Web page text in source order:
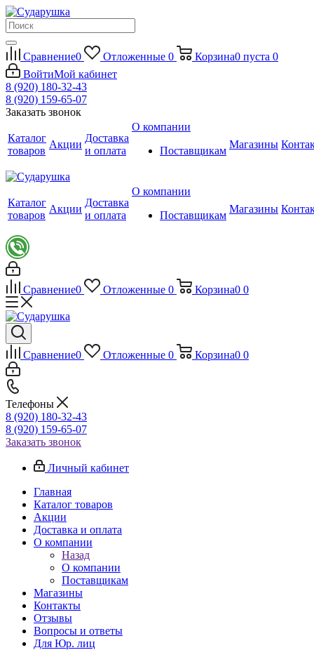
Сравнение0 Отложенные 0 Корзина0 пуста 0
ВойтиМой кабинет
8 (920) 180-32-43
8 (920) 159-65-07
Заказать звонок
Каталог
товаров
Акции
Доставка
и оплата
О компании
Поставщикам
Магазины
Каталог
товаров
Акции
Доставка
и оплата
О компании
Поставщикам
Магазины
Сравнение0 Отложенные 0 Корзина0 0
Сравнение0 Отложенные 0 Корзина0 0
Телефоны
8 (920) 180-32-43
8 (920) 159-65-07
Заказать звонок
Личный кабинет
Главная
Каталог товаров
Акции
Доставка и оплата
О компании
Назад
О компании
Поставщикам
Магазины
Контакты
Отзывы
Вопросы и ответы
Для Юр. лиц